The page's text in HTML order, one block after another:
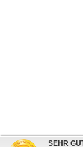
SEHR